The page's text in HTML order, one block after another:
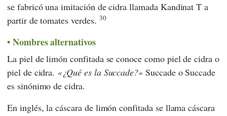
se fabricó una imitación de cidra llamada Kandinat T a
partir de tomates verdes. 30
Nombres alternativos
La piel de limón confitada se conoce como piel de cidra o
piel de cidra.
¿Qué es la Succade? Succade o Succade
es sinónimo de cidra.
En inglés, la cáscara de limón confitada se llama cáscara